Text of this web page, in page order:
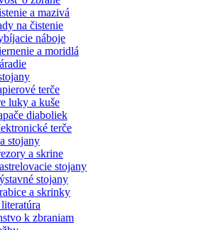
a mazivá
na čistenie
náboje
a moridlá
terče
luky a kuše
diaboliek
terče
stojany
a skrine
stojany
stojany
a skrinky
k zbraniam